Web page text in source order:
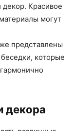
декор. Красивое
могут
представлены
которые
декора